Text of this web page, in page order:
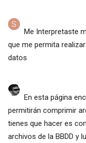
Me Interpretaste
que me permita
datos
En esta página
permitirán comprimir
tienes que hacer es
archivos de la BBDD y